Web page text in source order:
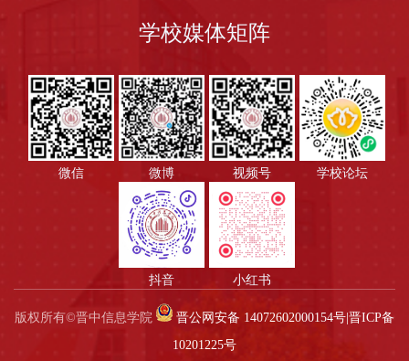
学校媒体矩阵
微信 微博 视频号 学校论坛
抖音 小红书
版权所有©晋中信息学院 晋公网安备 14072602000154号 晋ICP备
10201225号